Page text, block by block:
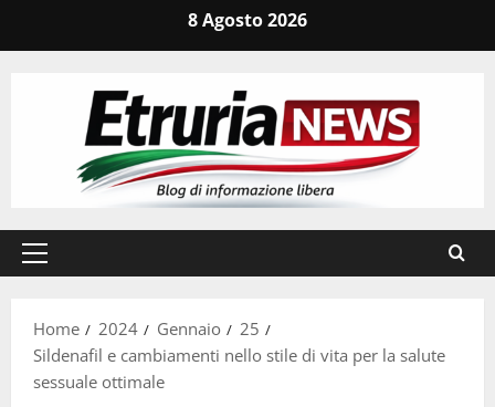
8 Agosto 2026
Menu
Home
2024 Gennaio
25
Sildenafil e cambiamenti nello stile di vita per la salute
sessuale ottimale